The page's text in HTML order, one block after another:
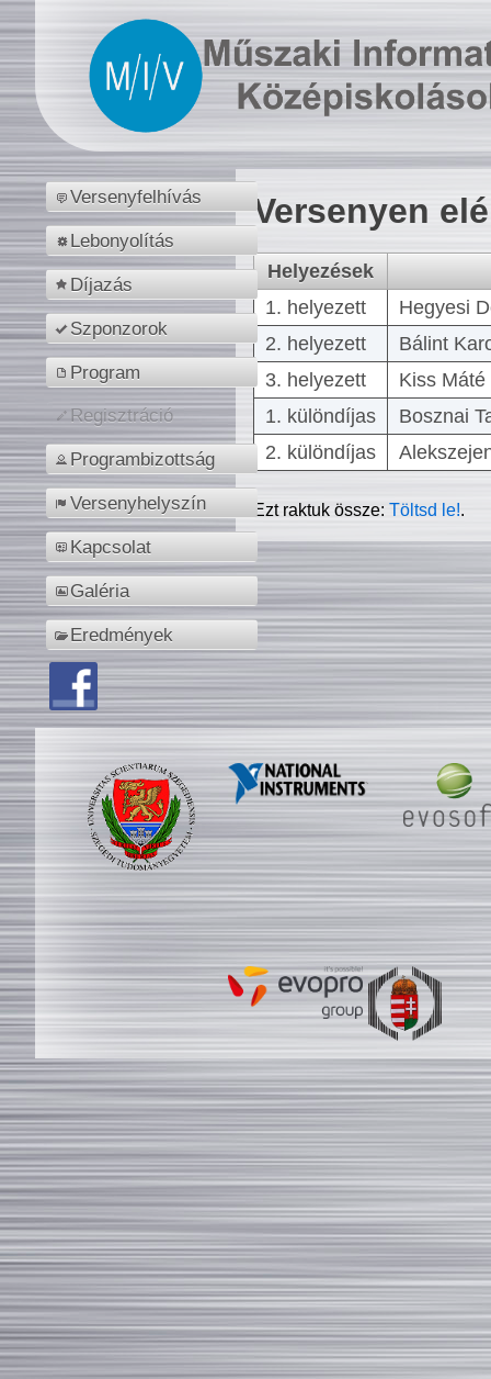
Versenyfelhívás
Lebonyolítás
Díjazás
Szponzorok
Program
Regisztráció
Programbizottság
Versenyhelyszín
Kapcsolat
Galéria
Eredmények
Versenyen
Helyezések
1. helyezett
Hegyesi
2. helyezett
Bálint
3. helyezett
Kiss
1. különdíjas
Bosznai
2. különdíjas
Ezt raktuk össze:Töltsd le!.